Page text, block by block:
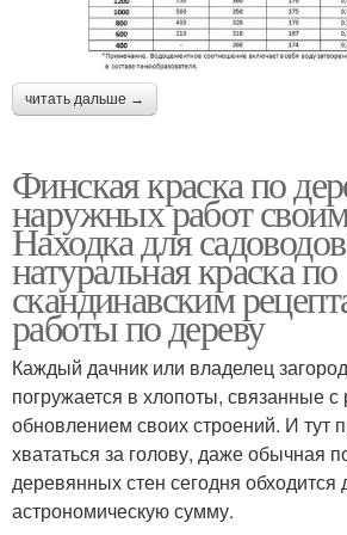
читать дальше →
Финская краска по
наружных работ
Находка для
натуральная краска по
скандинавским
работы по дереву
Каждый дачник или владелец
погружается в хлопоты, связанные
обновлением своих строений. И тут
хвататься за голову, даже обычная
деревянных стен сегодня
астрономическую сумму.